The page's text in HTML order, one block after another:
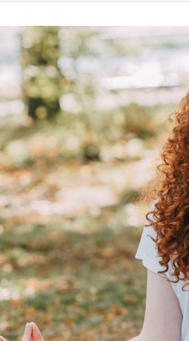
مايك تايسون دفع ما يصل 💪